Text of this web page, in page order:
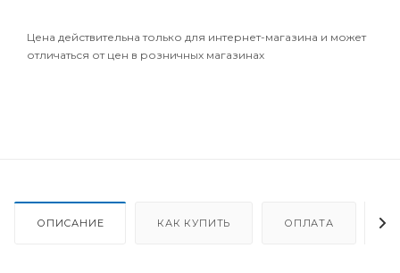
Цена действительна только для интернет-магазина и может
отличаться от цен в розничных магазинах
ОПИСАНИЕ КАК КУПИТЬ ОПЛАТА